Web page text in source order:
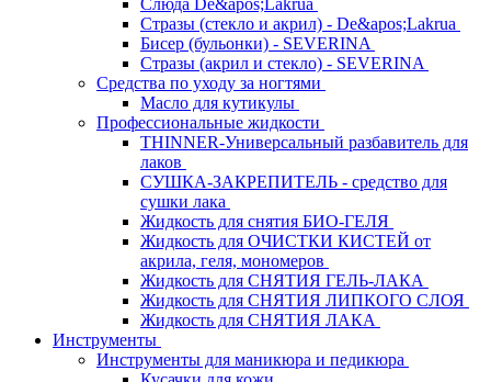
Слюда De&apos;Lakrua
Стразы (стекло и акрил) - De&apos;Lakrua
Бисер (бульонки) - SEVERINA
Стразы (акрил и стекло) - SEVERINA
Средства по уходу за ногтями
Масло для кутикулы
Профессиональные жидкости
THINNER-Универсальный разбавитель для
лаков
СУШКА-ЗАКРЕПИТЕЛЬ - средство для
сушки лака
Жидкость для снятия БИО-ГЕЛЯ
Жидкость для ОЧИСТКИ КИСТЕЙ от
акрила, геля, мономеров
Жидкость для СНЯТИЯ ГЕЛЬ-ЛАКА
Жидкость для СНЯТИЯ ЛИПКОГО СЛОЯ
Жидкость для СНЯТИЯ ЛАКА
Инструменты
Инструменты для маникюра и педикюра